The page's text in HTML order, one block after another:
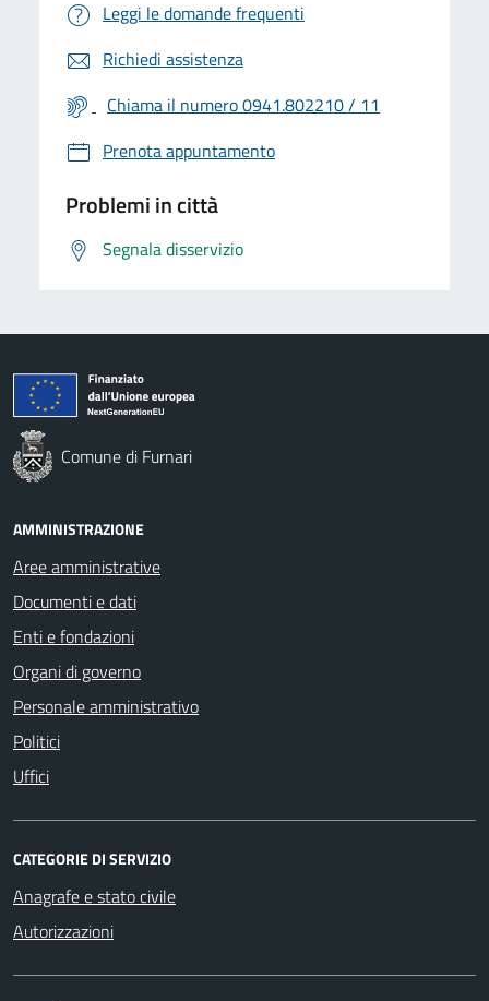
Leggi le domande frequenti
Richiedi assistenza
Chiama il numero 0941.802210 / 11
Prenota appuntamento
Problemi in città
Segnala disservizio
Comune di Furnari
AMMINISTRAZIONE
Aree amministrative
Documenti e dati
Enti e fondazioni
Organi di governo
Personale amministrativo
Politici
Uffici
CATEGORIE DI SERVIZIO
Anagrafe e stato civile
Autorizzazioni